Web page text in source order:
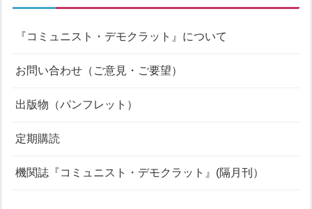
『コミュニスト・デモクラット』について
お問い合わせ（ご意見・ご要望）
出版物（パンフレット）
定期購読
機関誌『コミュニスト・デモクラット』(隔月刊）